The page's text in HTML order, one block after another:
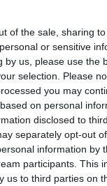
of the sale, sharing
or sensitive
by us, please use the
selection. Please
you may
on personal
disclosed to
separately opt-out
information by
participants. This
us to third parties on
αν αξίζεις να είσαι